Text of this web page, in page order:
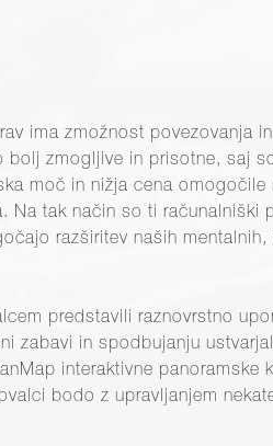
ima zmožnost povezovanja
bolj zmogljive in prisotne, saj
moč in nižja cena omogočile
Na tak način so ti računalniški
razširitev naših
predstavili raznovrstno
zabavi in spodbujanju
interaktivne panoramske
bodo z upravljanjem